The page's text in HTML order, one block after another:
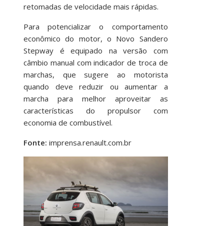
retomadas de velocidade mais rápidas.
Para potencializar o comportamento
econômico do motor, o Novo Sandero
Stepway é equipado na versão com
câmbio manual com indicador de troca de
marchas, que sugere ao motorista
quando deve reduzir ou aumentar a
marcha para melhor aproveitar as
características do propulsor com
economia de combustível.
Fonte: imprensa.renault.com.br